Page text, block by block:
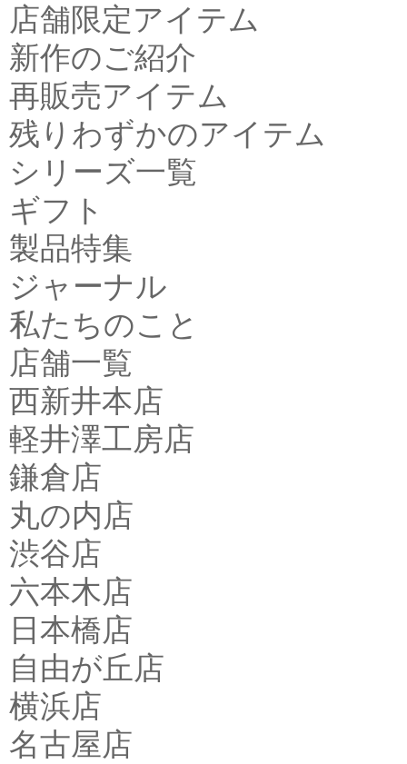
店舗限定アイテム
新作のご紹介
再販売アイテム
残りわずかのアイテム
シリーズ一覧
ギフト
製品特集
ジャーナル
私たちのこと
店舗一覧
西新井本店
軽井澤工房店
鎌倉店
丸の内店
渋谷店
六本木店
日本橋店
自由が丘店
横浜店
名古屋店